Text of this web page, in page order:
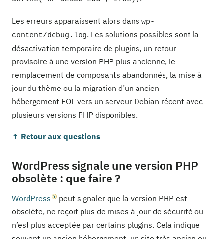
Les erreurs apparaissent alors dans wp-
content/debug.log. Les solutions possibles sont la
désactivation temporaire de plugins, un retour
provisoire à une version PHP plus ancienne, le
remplacement de composants abandonnés, la mise à
jour du thème ou la migration d’un ancien
hébergement EOL vers un serveur Debian récent avec
plusieurs versions PHP disponibles.
↑ Retour aux questions
WordPress signale une version PHP
obsolète : que faire ?
WordPress
peut signaler que la version PHP est
obsolète, ne reçoit plus de mises à jour de sécurité ou
n’est plus acceptée par certains plugins. Cela indique